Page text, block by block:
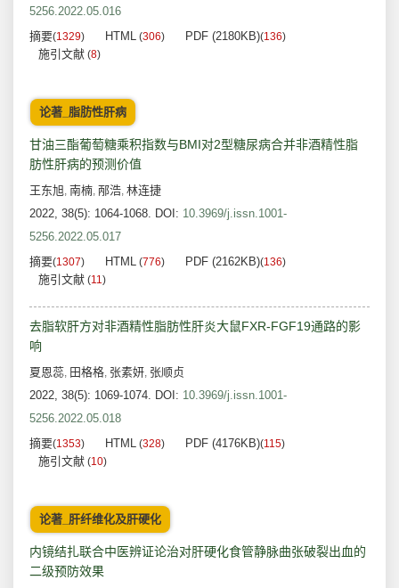
5256.2022.05.016
摘要(1329) HTML (306) PDF (2180KB)(136)
施引文献 (8)
论著_脂肪性肝病
甘油三酯葡萄糖乘积指数与BMI对2型糖尿病合并非酒精性脂
肪性肝病的预测价值
王东旭, 南楠, 邴浩, 林连捷
2022, 38(5): 1064-1068. DOI: 10.3969/j.issn.1001-
5256.2022.05.017
摘要(1307) HTML (776) PDF (2162KB)(136)
施引文献 (11)
去脂软肝方对非酒精性脂肪性肝炎大鼠FXR-FGF19通路的影
响
夏恩蕊, 田格格, 张素妍, 张顺贞
2022, 38(5): 1069-1074. DOI: 10.3969/j.issn.1001-
5256.2022.05.018
摘要(1353) HTML (328) PDF (4176KB)(115)
施引文献 (10)
论著_肝纤维化及肝硬化
内镜结扎联合中医辨证论治对肝硬化食管静脉曲张破裂出血的
二级预防效果